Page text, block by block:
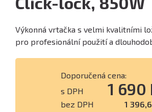
Výkonná vrtačka s velmi kvalitními
pro profesionální použití a
Doporučená cena:
s DPH
1 690
bez DPH 1